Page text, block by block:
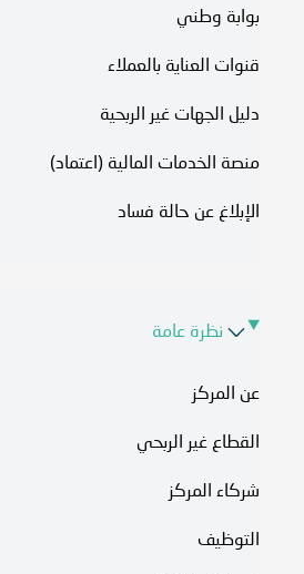
بوابة وطني
قنوات العناية بالعملاء
دليل الجهات غير الربحية
منصة الخدمات المالية (اعتماد)
الإبلاغ عن حالة فساد
نظرة عامة
عن المركز
القطاع غير الربحي
شركاء المركز
التوظيف